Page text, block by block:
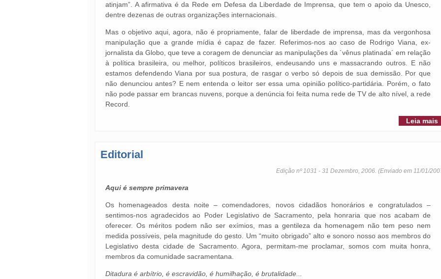
atinjam”. A afirmativa é da Rede em Defesa da Liberdade de Imprensa, que tem o apoio da Unesco,
dentre dezenas de outras organizações internacionais.
Mas o objetivo aqui, agora, não é propriamente, falar de liberdade de imprensa, mas da vergonhosa
manipulação que a grande mídia é capaz de fazer. Referimos-nos ao caso de Rodrigo Viana, ex-
jornalista da Globo, que teve a coragem de denunciar as manipulações da ´vênus platinada´ em relação
à política brasileira, ou melhor, políticos brasileiros, endeusando uns e massacrando outros. E não
estamos defendendo Viana por sua postura, de rasgar o verbo só depois de sua demissão. Por que
não denunciou antes? E nem entenda o leitor ser essa uma opinião político-partidária. Porém, o fato
não pode passar em brancas nuvens, porque a denúncia foi feita numa rede de TV de alto nível, a rede
Record.
Leia mais
Editorial
Edição nº 1031 - 31 Dezembro, 2006. (Enviado em 11/01/
Aqui é sempre primavera
Os homenageados desta noite – comendadores, novos cidadãos honorários e congratulados –
sentimos-nos agradecidos ao Poder Legislativo de Sacramento, pela honraria que nos acabam de
oferecer. Os méritos podem não ser exímios, mas a gentileza da homenagem não tem peso nem
medida possíveis, pela magnitude do gesto. Um “muito obrigado” alto e sonoro nosso aos membros do
Legislativo desta cidade de Sacramento. Agora, permitam-me proclamar, somos com muita honra,
membros da comunidade sacramentana.
Ditadura é arbítrio, é escravidão, é humilhação, é brutalidade...